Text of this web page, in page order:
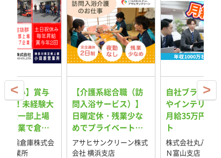
休み】賞与
給！未経験大
証一部上場
企業で倉庫
運輸倉庫株式会
営業所
【介護系総合職（訪
問入浴サービス）】
日曜定休・残業少な
めでプライベートも
充実！IT×ロボット
導入で新しい時代を
アサヒサンクリーン株式
会社 横浜支店
自社ブランド
やインテリア
月給35万円～
ト
株式会社丸八ダ
Ｎ富山支店